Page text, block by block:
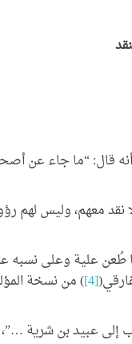
المعهد
في بيان
قال: “ما جاء عن
معهم، وليس لهم
[4] ) من نسخة
إلى عبيد بن شرية …”،